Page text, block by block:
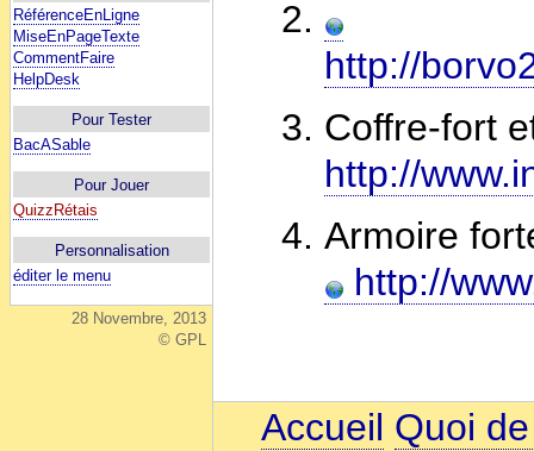
RéférenceEnLigne
MiseEnPageTexte
CommentFaire
HelpDesk
Pour Tester
BacASable
Pour Jouer
QuizzRétais
Personnalisation
éditer le menu
28 Novembre, 2013
© GPL
http://
Coffre-fort
http://
Armoire
http://
Accueil Quoi